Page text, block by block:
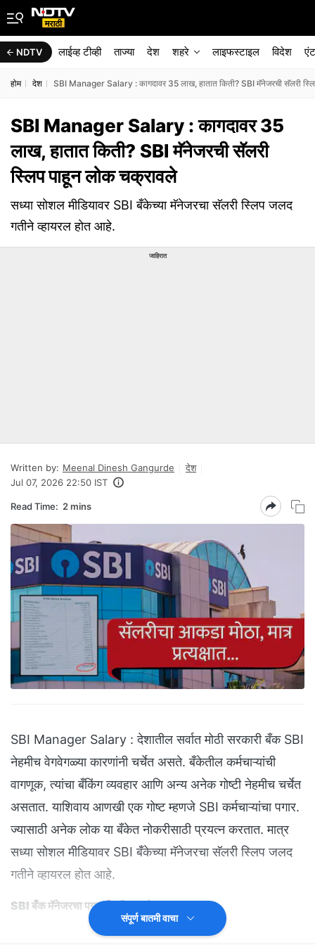
NDTV लाईव्ह टीव्ही ताज्या देश शहरे लाइफस्टाइल विदेश
होम देश SBI Manager Salary : कागदावर 35 लाख, हातात किती? SBI मॅनेजरची सॅलरी
SBI Manager Salary : कागदावर 35
लाख, हातात किती? SBI मॅनेजरची सॅलरी
स्लिप पाहून लोक चक्रावले
सध्या सोशल मीडियावर SBI बँकेच्या मॅनेजरचा सॅलरी स्लिप जलद
गतीने व्हायरल होत आहे.
जाहिरात
Written by: Meenal Dinesh Gangurde
देश
Jul 07, 2026 22:50 IST
Read Time: 2 mins
SBI Manager Salary : देशातील सर्वात मोठी सरकारी बँक SBI
नेहमीच वेगवेगळ्या कारणांनी चर्चेत असते. बँकेतील कर्मचाऱ्यांची
वागणूक, त्यांचा बँकिंग व्यवहार आणि अन्य अनेक गोष्टी नेहमीच चर्चेत
असतात. याशिवाय आणखी एक गोष्ट म्हणजे SBI कर्मचाऱ्यांचा पगार.
ज्यासाठी अनेक लोक या बँकेत नोकरीसाठी प्रयत्न करतात. मात्र
सध्या सोशल मीडियावर SBI बँकेच्या मॅनेजरचा सॅलरी स्लिप जलद
गतीने व्हायरल होत आहे.
SBI बँक मॅनेजरचा पगार किती असतो?
एक्सवर एका युजरने एक पोस्ट शेयर केली आहे. या पोस्टमध्ये स्टेट
संपूर्ण बातमी वाचा